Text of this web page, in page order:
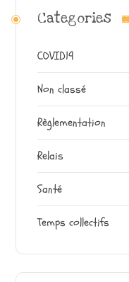
Categories
COVID19
Non classé
Règlementation
Relais
Santé
Temps collectifs